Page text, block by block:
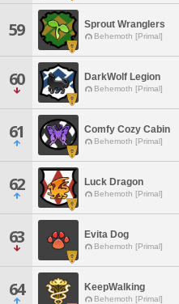
59 Sprout Wranglers
Behemoth [Primal]
60 DarkWolf Legion
Behemoth [Primal]
61 Comfy Cozy Cabin
Behemoth [Primal]
62 Luck Dragon
Behemoth [Primal]
63 Evita Dog
Behemoth [Primal]
64 KeepWalking
Behemoth [Primal]